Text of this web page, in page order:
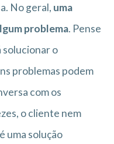
No geral, uma
problema. Pense
solucionar o
problemas podem
com os
o cliente nem
uma solução